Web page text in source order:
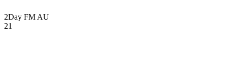
2Day FM AU
21